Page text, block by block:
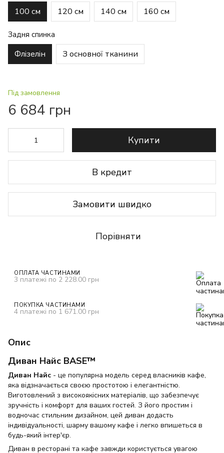
100 см 120 см 140 см 160 см
Задня спинка
Флізелін З основної тканини
Під замовлення
6 684 грн
Купити
В кредит
Замовити швидко
Порівняти
ОПЛАТА ЧАСТИНАМИ
3 платежі по 2 228.00 грн
ПОКУПКА ЧАСТИНАМИ
4 платежі по 1 671.00 грн
Опис
Диван Найс BASE™
Диван Найс - це популярна модель серед власників кафе,
яка відзначається своєю простотою і елегантністю.
Виготовлений з високоякісних матеріалів, що забезпечує
зручність і комфорт для ваших гостей. З його простим і
водночас стильним дизайном, цей диван додасть
індивідуальності, шарму вашому кафе і легко впишеться в
будь-який інтер'єр.
Диван в ресторані та кафе завжди користується увагою